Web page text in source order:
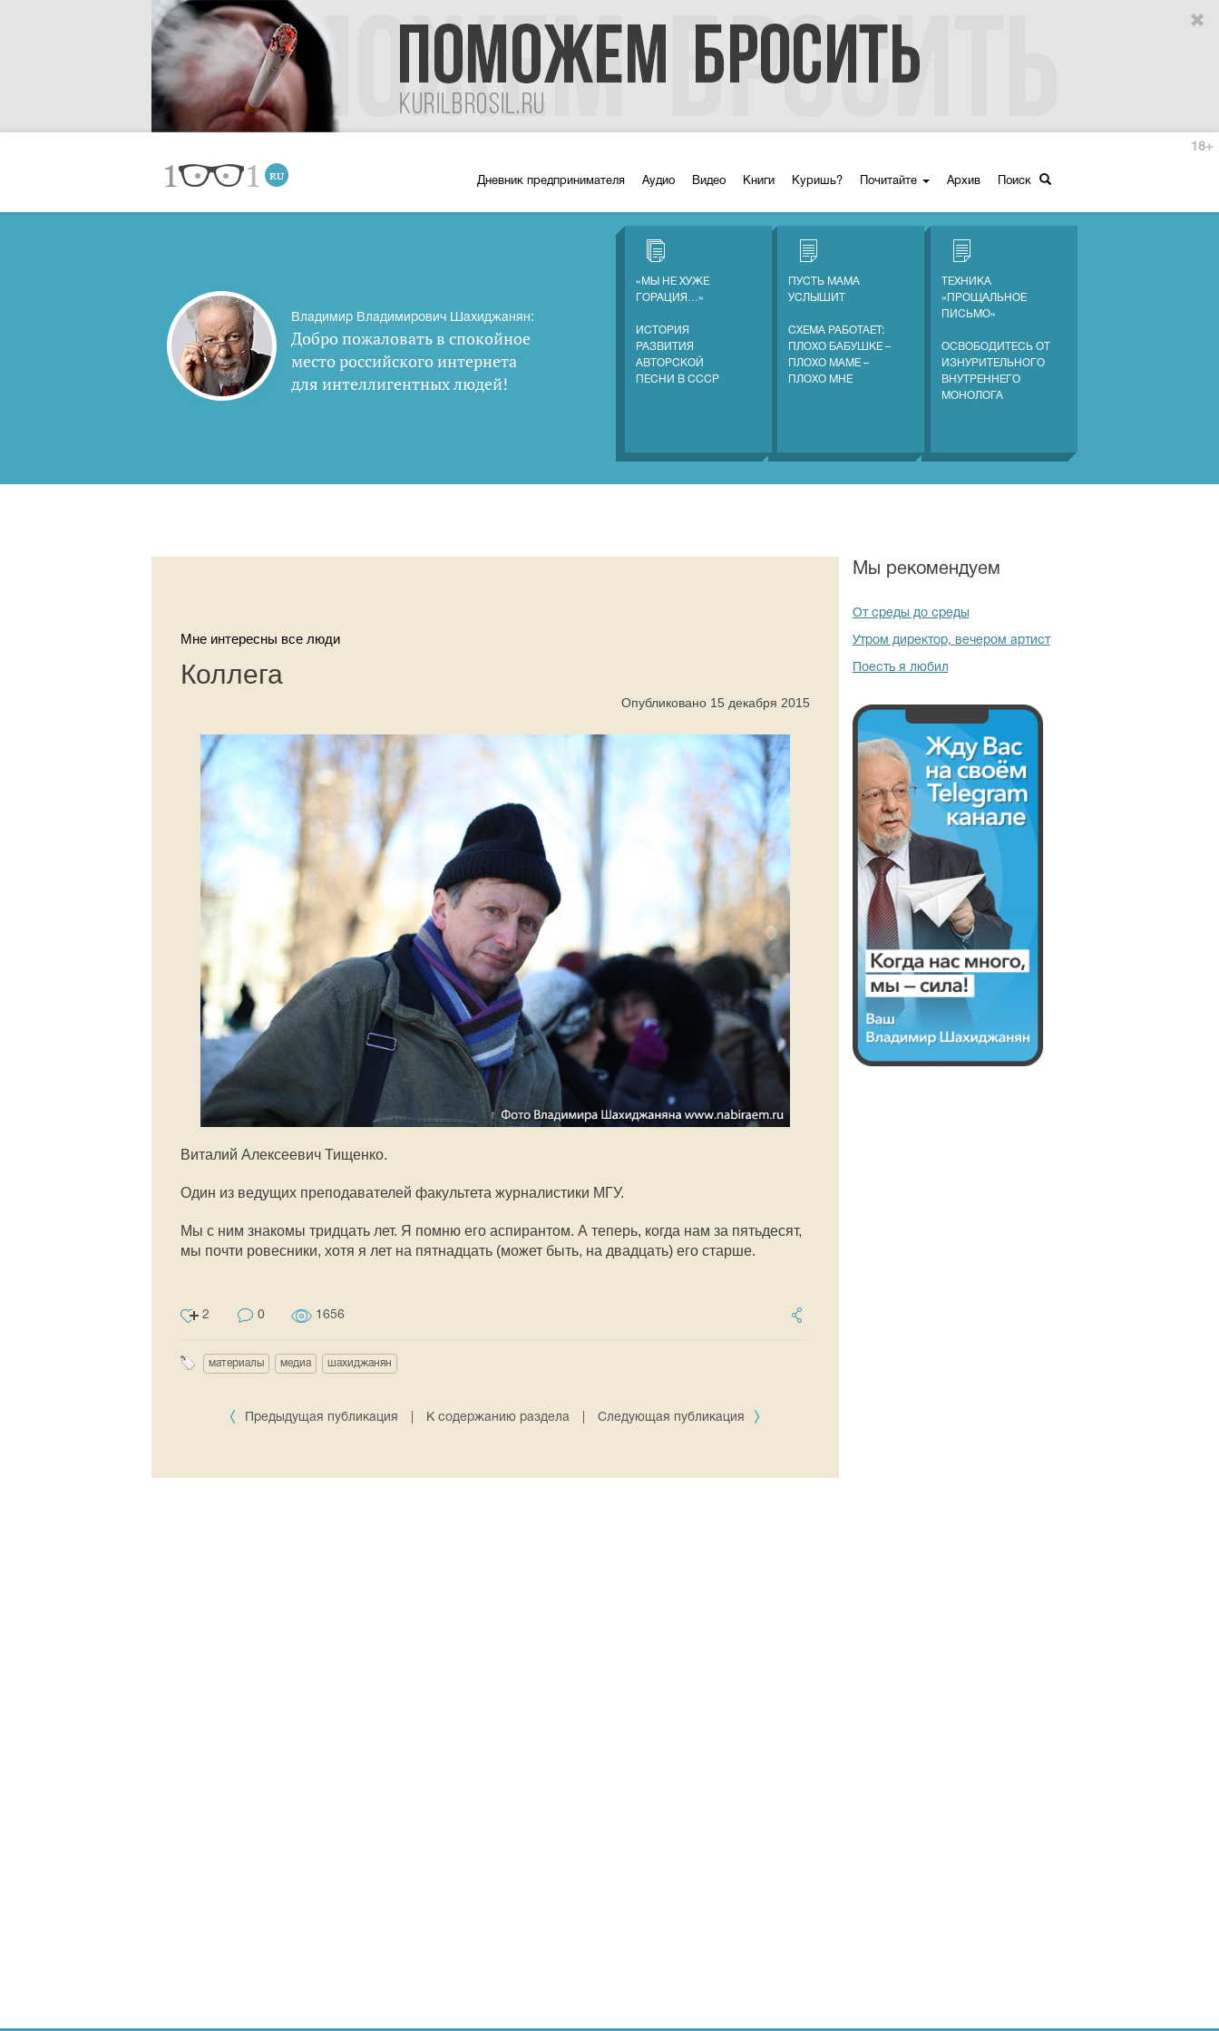
Дневник предпринимателя Аудио Видео Книги Куришь? Почитайте Архив Поиск
18+
Владимир Владимирович Шахиджанян:
Добро пожаловать в спокойное
место российского интернета
для интеллигентных людей!
«МЫ НЕ ХУЖЕ
ГОРАЦИЯ…»
ИСТОРИЯ
РАЗВИТИЯ
АВТОРСКОЙ
ПЕСНИ В СССР
ПУСТЬ МАМА
УСЛЫШИТ
СХЕМА РАБОТАЕТ:
ПЛОХО БАБУШКЕ –
ПЛОХО МАМЕ –
ПЛОХО МНЕ
ТЕХНИКА
«ПРОЩАЛЬНОЕ
ПИСЬМО»
ОСВОБОДИТЕСЬ ОТ
ИЗНУРИТЕЛЬНОГО
ВНУТРЕННЕГО
МОНОЛОГА
Мне интересны все люди
Коллега
Опубликовано 15 декабря 2015
Виталий Алексеевич Тищенко.
Один из ведущих преподавателей факультета журналистики МГУ.
Мы с ним знакомы тридцать лет. Я помню его аспирантом. А теперь, когда нам за пятьдесят,
мы почти ровесники, хотя я лет на пятнадцать (может быть, на двадцать) его старше.
2 0 1656
материалы медиа шахиджанян
Предыдущая публикация К содержанию раздела Следующая публикация
Мы рекомендуем
От среды до среды
Утром директор, вечером артист
Поесть я любил